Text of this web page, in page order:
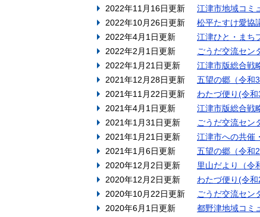
2022年11月16日更新
江津市地域コミ
2022年10月26日更新
松平たすけ愛協
2022年4月1日更新
江津ひと・ま
2022年2月1日更新
ごうだ交流セン
2022年1月21日更新
江津市版総合戦
2021年12月28日更新
五望の郷（令和
2021年11月22日更新
わたづ便り(令
2021年4月1日更新
江津市版総合戦
2021年1月31日更新
ごうだ交流セン
2021年1月21日更新
江津市への共催
2021年1月6日更新
五望の郷（令和
2020年12月2日更新
里山だより（令
2020年12月2日更新
わたづ便り(令
2020年10月22日更新
ごうだ交流セン
2020年6月1日更新
都野津地域コミ